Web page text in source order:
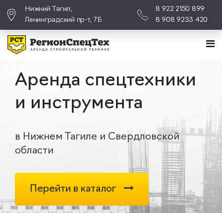
Нижний Тагил,
Ленинградский пр-т, 7Б
8 922 2150 899
8 908 9233 420
Аренда спецтехники
и инструмента
в Нижнем Тагиле и Свердловской
области
Перейти в каталог